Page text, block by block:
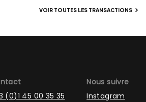
VOIR TOUTES LES TRANSACTIONS
(0)1 45 00 35 35
Nous suivre
Instagram